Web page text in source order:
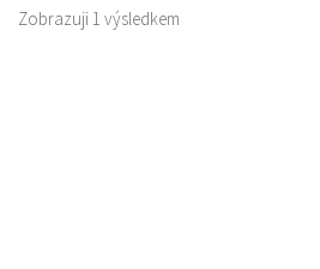
Zobrazuji 1 výsledkem